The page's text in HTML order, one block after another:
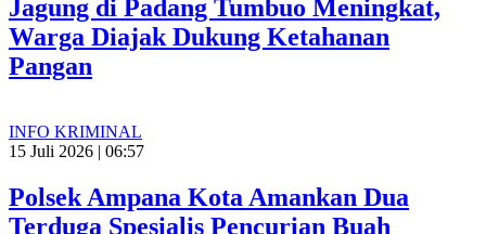
Jagung di Padang Tumbuo Meningkat,
Warga Diajak Dukung Ketahanan
Pangan
INFO KRIMINAL
15 Juli 2026 | 06:57
Polsek Ampana Kota Amankan Dua
Terduga Spesialis Pencurian Buah